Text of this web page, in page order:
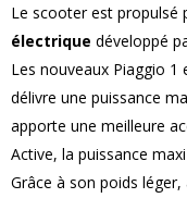
Le scooter est propulsé
électrique développé
Les nouveaux Piaggio
délivre une puissance
apporte une meilleure
Active, la puissance
Grâce à son poids